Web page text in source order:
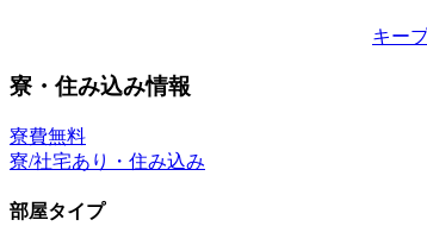
キー
寮・住み込み情報
寮費無料
寮/社宅あり・住み込み
部屋タイプ